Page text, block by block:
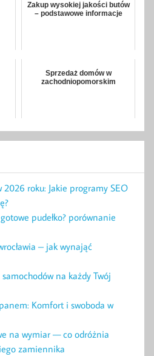
Zakup wysokiej jakości butów
– podstawowe informacje
Sprzedaż domów w
zachodniopomorskim
roku: Jakie programy SEO
pudełko? porównanie
– jak wynająć
na każdy Twój
Komfort i swoboda w
na wymiar — co odróżnia
zamiennika